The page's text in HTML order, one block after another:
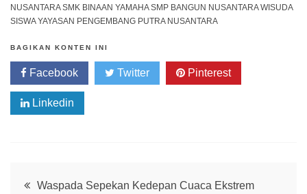
NUSANTARA SMK BINAAN YAMAHA SMP BANGUN NUSANTARA WISUDA
SISWA YAYASAN PENGEMBANG PUTRA NUSANTARA
BAGIKAN KONTEN INI
Facebook Twitter Pinterest
Linkedin
Post
Waspada Sepekan Kedepan Cuaca Ekstrem